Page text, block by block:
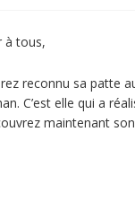
à tous,
reconnu sa patte
C’est elle qui a
maintenant